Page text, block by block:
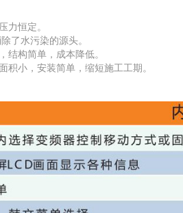
恒定。
了水污染的源头。
构简单，成本降低。
小，安装简单，缩短施工工期。